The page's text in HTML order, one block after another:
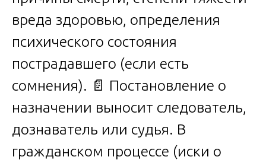
вреда здоровью, определения
психического состояния
пострадавшего (если есть
сомнения). 📄 Постановление о
назначении выносит следователь,
дознаватель или судья. В
гражданском процессе (иски о